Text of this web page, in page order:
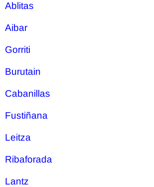
Ablitas
Aibar
Gorriti
Burutain
Cabanillas
Fustiñana
Leitza
Ribaforada
Lantz